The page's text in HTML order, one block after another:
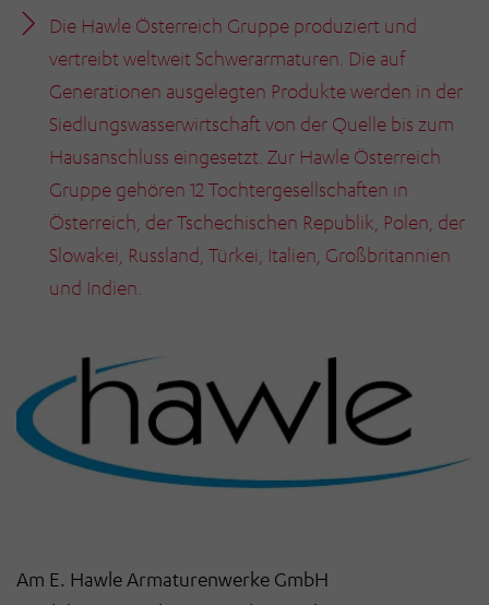
Die Hawle Österreich Gruppe produziert und
vertreibt weltweit Schwerarmaturen. Die auf
Generationen ausgelegten Produkte werden in der
Siedlungswasserwirtschaft von der Quelle bis zum
Hausanschluss eingesetzt. Zur Hawle Österreich
Gruppe gehören 12 Tochtergesellschaften in
Österreich, der Tschechischen Republik, Polen, der
Slowakei, Russland, Türkei, Italien, Großbritannien
und Indien.
Am E. Hawle Armaturenwerke GmbH